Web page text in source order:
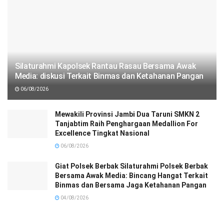
Silaturahmi Kapolsek Rantau Rasau Bersama Awak
Media: diskusi Terkait Binmas dan Ketahanan Pangan
06/08/2026
Mewakili Provinsi Jambi Dua Taruni SMKN 2
Tanjabtim Raih Penghargaan Medallion For
Excellence Tingkat Nasional
06/08/2026
Giat Polsek Berbak Silaturahmi Polsek Berbak
Bersama Awak Media: Bincang Hangat Terkait
Binmas dan Bersama Jaga Ketahanan Pangan
04/08/2026